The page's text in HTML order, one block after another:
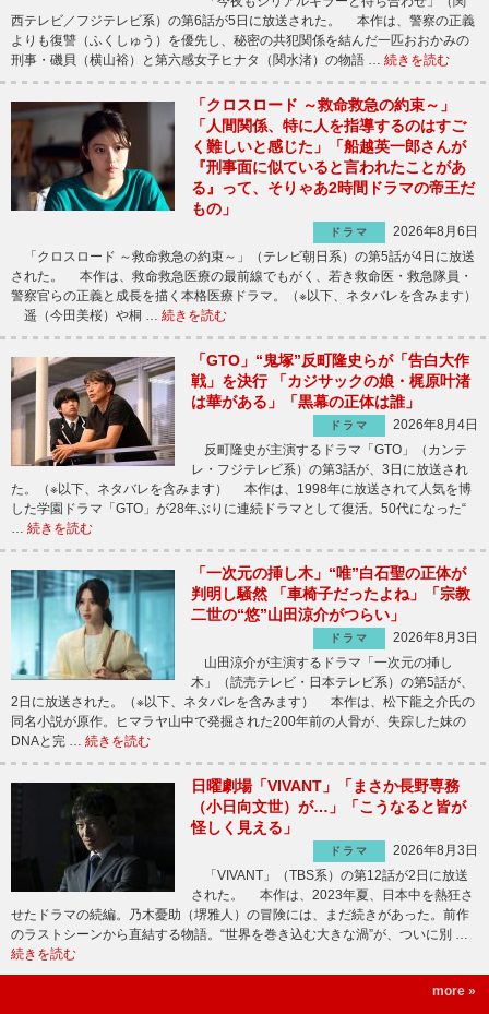
西テレビ／フジテレビ系）の第6話が5日に放送された。 本作は、警察の正義
よりも復讐（ふくしゅう）を優先し、秘密の共犯関係を結んだ一匹おおかみの
刑事・磯貝（横山裕）と第六感女子ヒナタ（関水渚）の物語 … 続きを読む
「クロスロード ～救命救急の約束～」
「人間関係、特に人を指導するのはすご
く難しいと感じた」「船越英一郎さんが
『刑事面に似ていると言われたことがあ
る』って、そりゃあ2時間ドラマの帝王だ
もの」
ドラマ
2026年8月6日
「クロスロード ～救命救急の約束～」（テレビ朝日系）の第5話が4日に放送
された。 本作は、救命救急医療の最前線でもがく、若き救命医・救急隊員・
警察官らの正義と成長を描く本格医療ドラマ。（※以下、ネタバレを含みます）
遥（今田美桜）や桐 … 続きを読む
「GTO」“鬼塚”反町隆史らが「告白大作
戦」を決行 「カジサックの娘・梶原叶渚
は華がある」「黒幕の正体は誰」
ドラマ
2026年8月4日
反町隆史が主演するドラマ「GTO」（カンテ
レ・フジテレビ系）の第3話が、3日に放送され
た。（※以下、ネタバレを含みます） 本作は、1998年に放送されて人気を博
した学園ドラマ「GTO」が28年ぶりに連続ドラマとして復活。50代になった“
… 続きを読む
「一次元の挿し木」“唯”白石聖の正体が
判明し騒然 「車椅子だったよね」「宗教
二世の“悠”山田涼介がつらい」
ドラマ
2026年8月3日
山田涼介が主演するドラマ「一次元の挿し
木」（読売テレビ・日本テレビ系）の第5話が、
2日に放送された。（※以下、ネタバレを含みます） 本作は、松下龍之介氏の
同名小説が原作。ヒマラヤ山中で発掘された200年前の人骨が、失踪した妹の
DNAと完 … 続きを読む
日曜劇場「VIVANT」「まさか長野専務
（小日向文世）が…」「こうなると皆が
怪しく見える」
ドラマ
2026年8月3日
「VIVANT」（TBS系）の第12話が2日に放送
された。 本作は、2023年夏、日本中を熱狂さ
せたドラマの続編。乃木憂助（堺雅人）の冒険には、まだ続きがあった。前作
のラストシーンから直結する物語。“世界を巻き込む大きな渦”が、ついに別 …
続きを読む
more »